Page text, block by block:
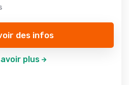
des infos
plus